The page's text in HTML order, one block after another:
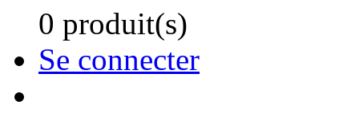
0 produit(s)
Se connecter